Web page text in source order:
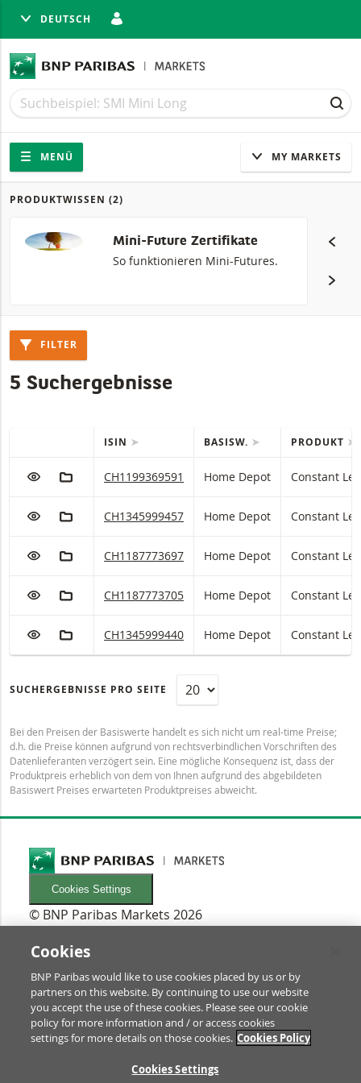
DEUTSCH
Suche
Suche
Navigation
Seitennavigation
MENÜ MY MARKETS
Produkte
PRODUKTWISSEN (2)
Mini-Future Zertifikate
So funktionieren Mini-Futures.
FILTER
5 Suchergebnisse
QUICK ACTIONS
ISIN BASISW. PRODUKT
ZUR WATCHLIST HINZUFÜGEN
ZUM FIKTIVEN PORTFOLIO HINZUFÜGEN
Home Depot Constant Leverage mit ISIN code:
CH1199369591 Home Depot Constant
ZUR WATCHLIST HINZUFÜGEN
ZUM FIKTIVEN PORTFOLIO HINZUFÜGEN
Home Depot Constant Leverage mit ISIN code:
CH1345999457 Home Depot Constant
ZUR WATCHLIST HINZUFÜGEN
ZUM FIKTIVEN PORTFOLIO HINZUFÜGEN
Home Depot Constant Leverage mit ISIN code:
CH1187773697 Home Depot Constant
ZUR WATCHLIST HINZUFÜGEN
ZUM FIKTIVEN PORTFOLIO HINZUFÜGEN
Home Depot Constant Leverage mit ISIN code:
CH1187773705 Home Depot Constant
ZUR WATCHLIST HINZUFÜGEN
ZUM FIKTIVEN PORTFOLIO HINZUFÜGEN
Home Depot Constant Leverage mit ISIN code:
CH1345999440 Home Depot Constant
SUCHERGEBNISSE PRO SEITE
Bei den Preisen der Basiswerte handelt es sich nicht um real-time Preise;
d.h. die Preise können aufgrund von rechtsverbindlichen Vorschriften des
Datenlieferanten verzögert sein. Eine mögliche Konsequenz ist, dass der
Produktpreis erheblich von dem von Ihnen aufgrund des abgebildeten
Basiswert Preises erwarteten Produktpreises abweicht.
Cookies Settings
© BNP Paribas Markets 2026
Newsletters
Glossar
RECHTLICHES
Nutzungsbedingungen/Rechtliche Hinweise
Prospekt & Anleger-Informationen
Cookies
BNP Paribas would like to use cookies placed by us or by
partners on this website. By continuing to use our website
you accept the use of these cookies. Please see our cookie
policy for more information and / or access cookies
settings for more details on those cookies. Cookies Policy
Cookies Settings